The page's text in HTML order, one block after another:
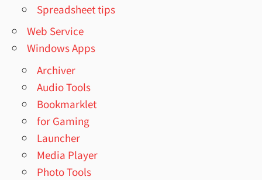
Spreadsheet tips
Web Service
Windows Apps
Archiver
Audio Tools
Bookmarklet
for Gaming
Launcher
Media Player
Photo Tools